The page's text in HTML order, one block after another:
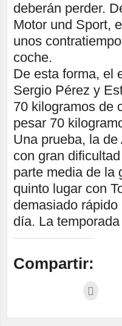
deberán perder.
Motor und Sport,
unos
coche.
De esta forma, el
Sergio Pérez y
70 kilogramos de
pesar 70
Una prueba, la
con gran
parte media de la
quinto lugar con
demasiado
día. La temporada
Compartir: